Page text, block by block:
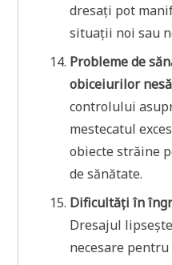
dresați pot
situații noi sau
Probleme de
obiceiurilor
controlului
mestecatul
obiecte străine
de sănătate.
Dificultăți în
Dresajul
necesare